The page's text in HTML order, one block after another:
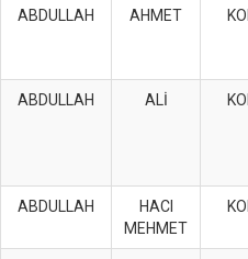
ABDULLAH AHMET
ABDULLAH ALİ
ABDULLAH
HACI
MEHMET